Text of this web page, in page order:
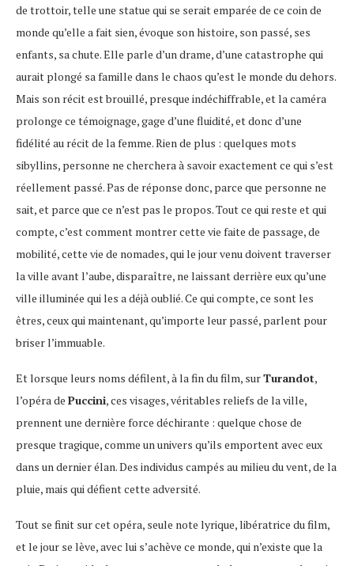
de trottoir, telle une statue qui se serait emparée de ce coin de
monde qu’elle a fait sien, évoque son histoire, son passé, ses
enfants, sa chute. Elle parle d’un drame, d’une catastrophe qui
aurait plongé sa famille dans le chaos qu’est le monde du dehors.
Mais son récit est brouillé, presque indéchiffrable, et la caméra
prolonge ce témoignage, gage d’une fluidité, et donc d’une
fidélité au récit de la femme. Rien de plus : quelques mots
sibyllins, personne ne cherchera à savoir exactement ce qui s’est
réellement passé. Pas de réponse donc, parce que personne ne
sait, et parce que ce n’est pas le propos. Tout ce qui reste et qui
compte, c’est comment montrer cette vie faite de passage, de
mobilité, cette vie de nomades, qui le jour venu doivent traverser
la ville avant l’aube, disparaître, ne laissant derrière eux qu’une
ville illuminée qui les a déjà oublié. Ce qui compte, ce sont les
êtres, ceux qui maintenant, qu’importe leur passé, parlent pour
briser l’immuable.
Et lorsque leurs noms défilent, à la fin du film, surTurandot,
l’opéra de Puccini, ces visages, véritables reliefs de la ville,
prennent une dernière force déchirante : quelque chose de
presque tragique, comme un univers qu’ils emportent avec eux
dans un dernier élan. Des individus campés au milieu du vent, de la
pluie, mais qui défient cette adversité.
Tout se finit sur cet opéra, seule note lyrique, libératrice du film,
et le jour se lève, avec lui s’achève ce monde, qui n’existe que la